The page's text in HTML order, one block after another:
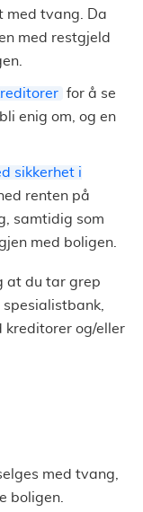
med tvang. Da
med restgjeld
for å se
enig om, og en
sikkerhet i
renten på
samtidig som
med boligen.
at du tar grep
spesialistbank,
kreditorer og/eller
med tvang,
boligen.